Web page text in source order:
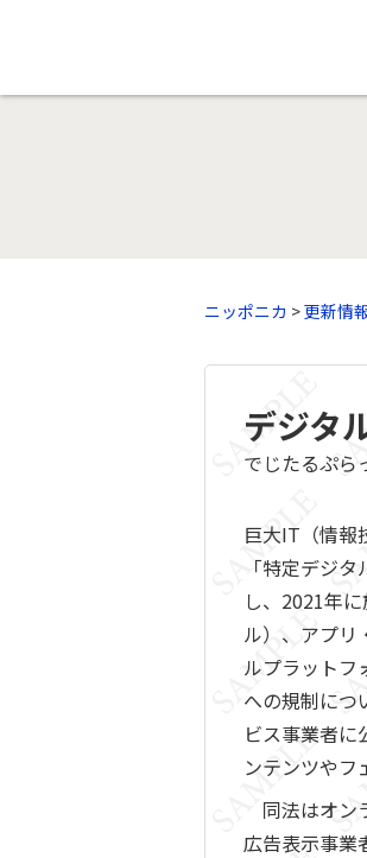
ニッポニカ >更新情
デジタ
でじたるぷら
巨大IT（情報
「特定デジ
し、2021年
ル）、アプリ
ルプラットフ
への規制につ
ビス事業者
ンテンツやフ
同法はオン
広告表示事業